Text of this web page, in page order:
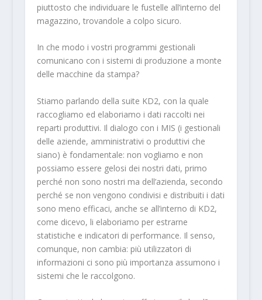
piuttosto che individuare le fustelle all’interno del
magazzino, trovandole a colpo sicuro.
In che modo i vostri programmi gestionali
comunicano con i sistemi di produzione a monte
delle macchine da stampa?
Stiamo parlando della suite KD2, con la quale
raccogliamo ed elaboriamo i dati raccolti nei
reparti produttivi. Il dialogo con i MIS (i gestionali
delle aziende, amministrativi o produttivi che
siano) è fondamentale: non vogliamo e non
possiamo essere gelosi dei nostri dati, primo
perché non sono nostri ma dell’azienda, secondo
perché se non vengono condivisi e distribuiti i dati
sono meno efficaci, anche se all’interno di KD2,
come dicevo, li elaboriamo per estrarne
statistiche e indicatori di performance. Il senso,
comunque, non cambia: più utilizzatori di
informazioni ci sono più importanza assumono i
sistemi che le raccolgono.